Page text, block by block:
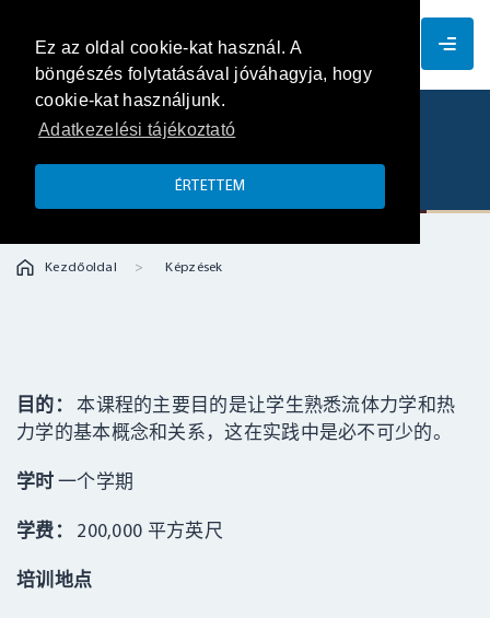
Ez az oldal cookie-kat használ. A
böngészés folytatásával jóváhagyja, hogy
cookie-kat használjunk.
Adatkezelési tájékoztató
ÉRTETTEM
Kezdőoldal Képzések
目的：本课程的主要目的是让学生熟悉流体力学和热
力学的基本概念和关系，这在实践中是必不可少的。
学时 一个学期
学费： 200,000 平方英尺
培训地点